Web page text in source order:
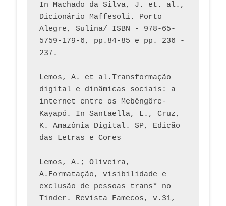
In Machado da Silva, J. et. al.,
Dicionário Maffesoli. Porto
Alegre, Sulina/ ISBN - 978-65-
5759-179-6, pp.84-85 e pp. 236 -
237.
Lemos, A. et al.Transformação
digital e dinâmicas sociais: a
internet entre os Mebêngôre-
Kayapó. In Santaella, L., Cruz,
K. Amazônia Digital. SP, Edição
das Letras e Cores
Lemos, A.; Oliveira,
A.Formatação, visibilidade e
exclusão de pessoas trans* no
Tinder. Revista Famecos, v.31,